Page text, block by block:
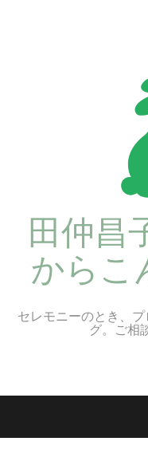
田仲昌
からこ
セレモニーのとき、
グ。ご相